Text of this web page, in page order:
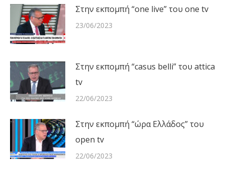
Στην εκπομπή “one live” του one tv
23/06/2023
Στην εκπομπή “casus belli” του attica
tv
22/06/2023
Στην εκπομπή “ώρα Ελλάδος” του
open tv
22/06/2023